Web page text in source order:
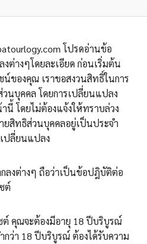
โปรดอ่านข้อ
ต่างๆโดยละเอียด ก่อนเริ่มต้น
น์ของคุณ เราขอสงวนสิทธิ์ในการ
นบุคคล โดยการเปลี่ยนแปลง
นี้ โดยไม่ต้องแจ้งให้ทราบล่วง
สิทธิส่วนบุคคลอยู่เป็นประจำ
ปลี่ยนแปลง
ลงต่างๆ ถือว่าเป็นข้อปฎิบัติต่อ
ต์
ต์ คุณจะต้องมีอายุ 18 ปีบริบูรณ์
ว่า 18 ปีบริบูรณ์ ต้องได้รับความ